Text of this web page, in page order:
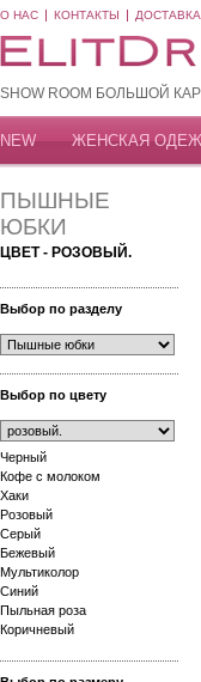
О НАС КОНТАКТЫ ДОСТАВКА
SHOW ROOM БОЛЬШОЙ
NEW ЖЕНСКАЯ
ПЫШНЫЕ
ЮБКИ
ЦВЕТ - РОЗОВЫЙ.
Выбор по разделу
Выбор по цвету
Черный
Кофе с молоком
Хаки
Розовый
Серый
Бежевый
Мультиколор
Синий
Пыльная роза
Коричневый